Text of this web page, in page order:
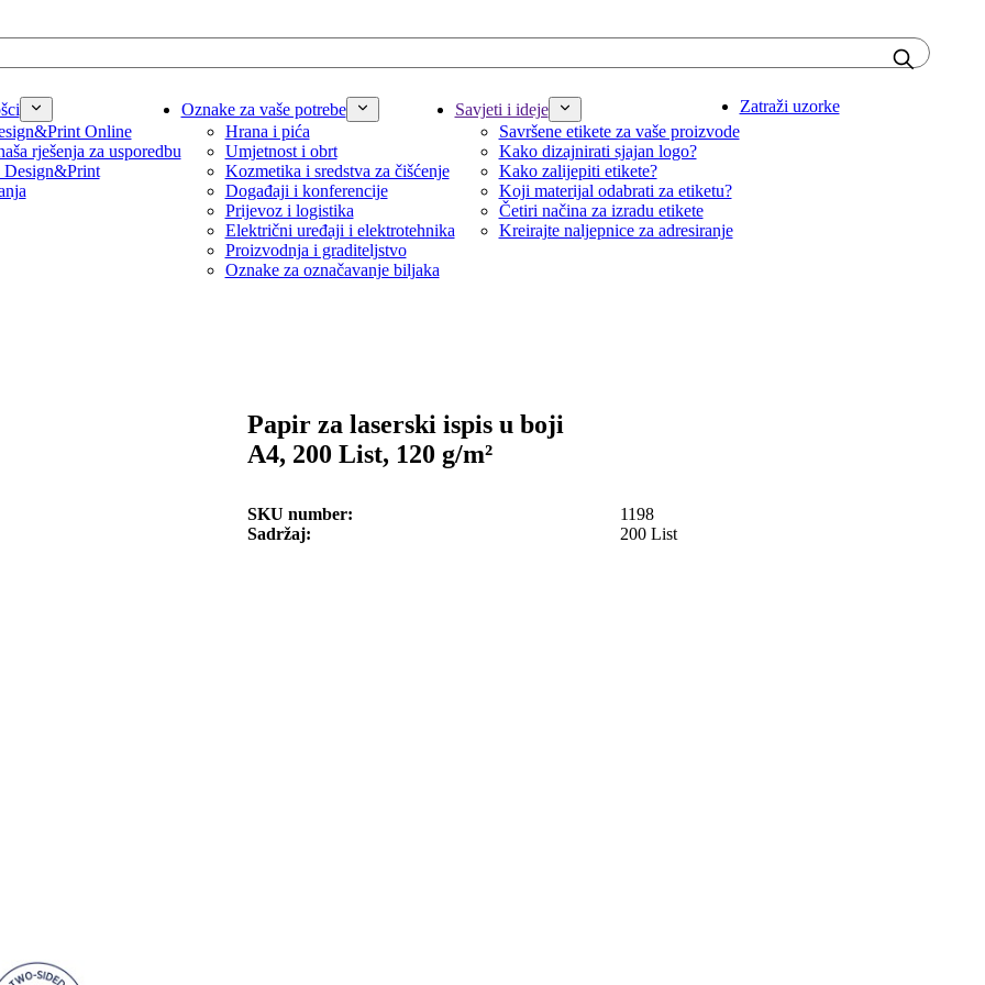
Online
rješenja za usporedbu
Design&Print
Oznake za vaše potrebe
Hrana i pića
Umjetnost i obrt
Kozmetika i sredstva za čišćenje
Događaji i konferencije
Prijevoz i logistika
Električni uređaji i elektrotehnika
Proizvodnja i graditeljstvo
Oznake za označavanje biljaka
Savjeti i ideje
Savršene etikete za vaše proizvode
Kako dizajnirati sjajan logo?
Kako zalijepiti etikete?
Koji materijal odabrati za etiketu?
Četiri načina za izradu etikete
Kreirajte naljepnice za adresiranje
Zatraži uzorke
Papir za laserski ispis u boji
A4, 200 List, 120 g/m²
SKU number
1198
Sadržaj
200 List